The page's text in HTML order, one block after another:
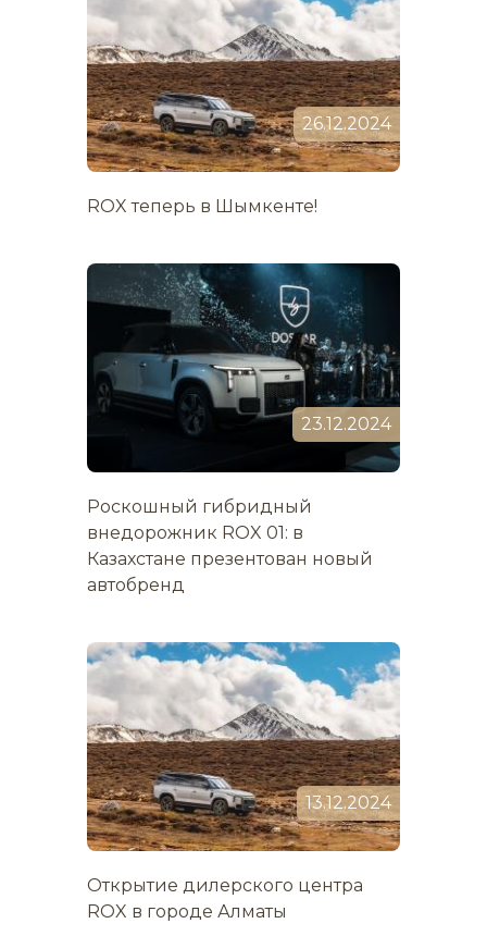
26.12.2024
ROX теперь в Шымкенте!
23.12.2024
Роскошный гибридный
внедорожник ROX 01: в
Казахстане презентован новый
автобренд
13.12.2024
Открытие дилерского центра
ROX в городе Алматы